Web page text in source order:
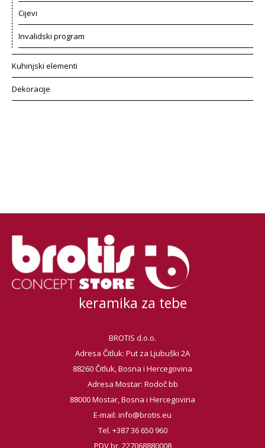
Cijevi
Invalidski program
Kuhinjski elementi
Dekoracije
keramika za tebe
BROTIS d.o.o.
Adresa Čitluk: Put za Ljubuški 2A
88260 Čitluk, Bosna i Hercegovina
Adresa Mostar: Rodoč bb
88000 Mostar, Bosna i Hercegovina
E-mail: info@brotis.eu
Tel. +387 36 650 960
PDV br. 227068880008